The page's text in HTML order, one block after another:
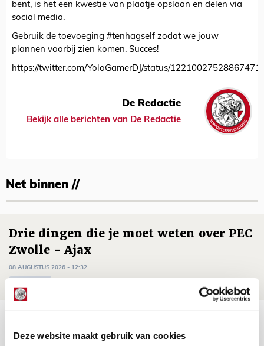
Deze website maakt gebruik van cookies
bent, is het een kwestie van plaatje opslaan en delen via
social media.
Gebruik de toevoeging #tenhagself zodat we jouw
plannen voorbij zien komen. Succes!
https://twitter.com/YoloGamerDJ/status/
De Redactie
Bekijk alle berichten van De Redactie
Net binnen //
Drie dingen die je moet weten over PEC
Zwolle - Ajax
08 AUGUSTUS 2026 - 12:32
jij aan nieuw eredivisieseizoen?